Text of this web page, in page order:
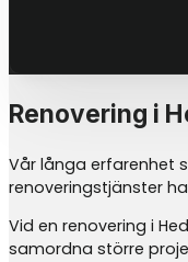
Renovering i
Vår långa erfarenhet
renoveringstjänster
Vid en renovering i
samordna större